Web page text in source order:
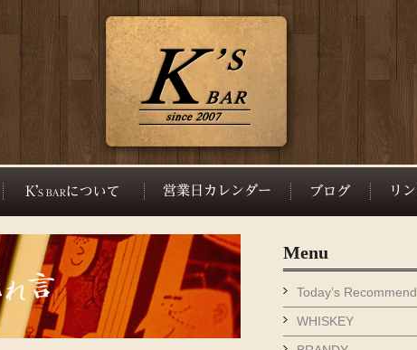
Menu
Today’s Recommend
WHISKEY